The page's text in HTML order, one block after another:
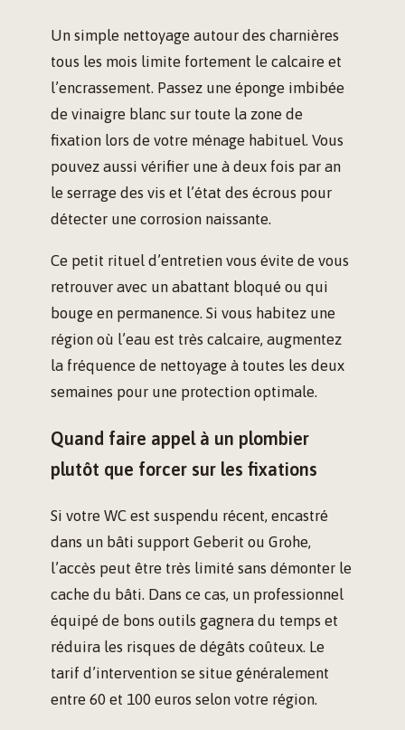
Un simple nettoyage autour des charnières
tous les mois limite fortement le calcaire et
l’encrassement. Passez une éponge imbibée
de vinaigre blanc sur toute la zone de
fixation lors de votre ménage habituel. Vous
pouvez aussi vérifier une à deux fois par an
le serrage des vis et l’état des écrous pour
détecter une corrosion naissante.
Ce petit rituel d’entretien vous évite de vous
retrouver avec un abattant bloqué ou qui
bouge en permanence. Si vous habitez une
région où l’eau est très calcaire, augmentez
la fréquence de nettoyage à toutes les deux
semaines pour une protection optimale.
Quand faire appel à un plombier
plutôt que forcer sur les fixations
Si votre WC est suspendu récent, encastré
dans un bâti support Geberit ou Grohe,
l’accès peut être très limité sans démonter le
cache du bâti. Dans ce cas, un professionnel
équipé de bons outils gagnera du temps et
réduira les risques de dégâts coûteux. Le
tarif d’intervention se situe généralement
entre 60 et 100 euros selon votre région.